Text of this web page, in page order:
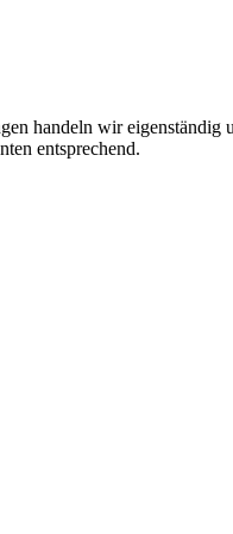
handeln wir
entsprechend.